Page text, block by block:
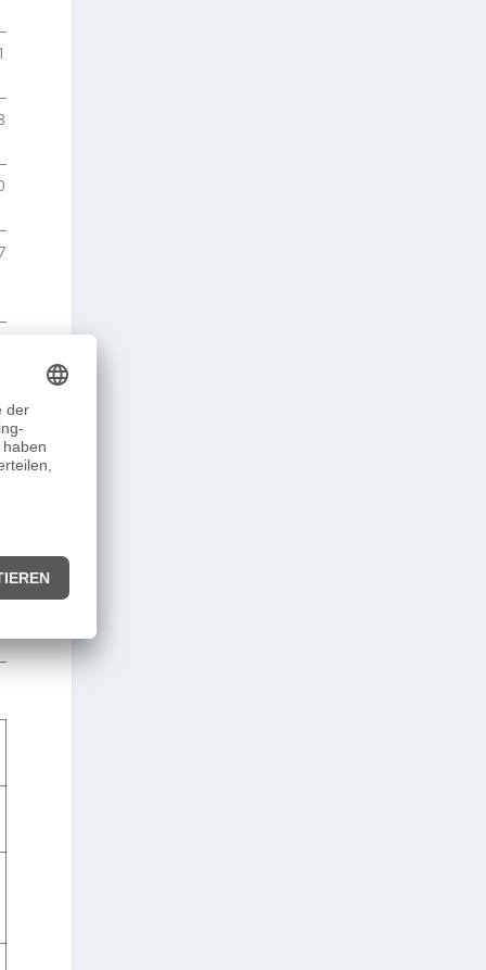
+34:29,0